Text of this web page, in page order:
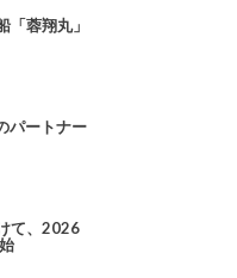
蓉翔丸」
パートナー
て、2026